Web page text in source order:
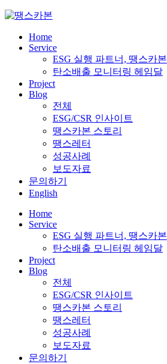
Skip
contentHome
Service
ESG 실행 파트너, 땡스카본
탄소배출 모니터링 헤임달
Project
Blog
전체
ESG/CSR 인사이트
땡스카본 스토리
땡스레터
성공사례
보도자료
문의하기
English
Home
Service
ESG 실행 파트너, 땡스카본
탄소배출 모니터링 헤임달
Project
Blog
전체
ESG/CSR 인사이트
땡스카본 스토리
땡스레터
성공사례
보도자료
문의하기